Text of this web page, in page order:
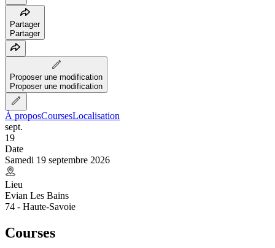
Partager
Partager
Proposer une modification
Proposer une modification
À proposCoursesLocalisation
sept.
19
Date
Samedi 19 septembre 2026
Lieu
Evian Les Bains
74 - Haute-Savoie
Courses